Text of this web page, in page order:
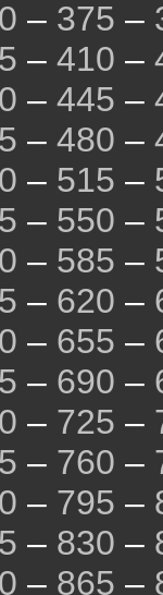
– 375 –
– 410 –
– 445 –
– 480 –
– 515 –
– 550 –
– 585 –
– 620 –
– 655 –
– 690 –
– 725 –
– 760 –
– 795 –
– 830 –
– 865 –